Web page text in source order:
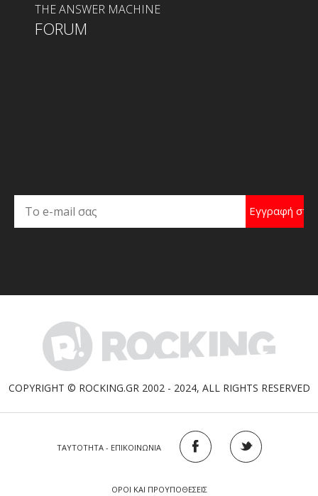
THE ANSWER MACHINE
FORUM
COPYRIGHT © ROCKING.GR 2002 - 2024, ALL RIGHTS RESERVED
ΤΑΥΤΟΤΗΤΑ - ΕΠΙΚΟΙΝΩΝΙΑ
ΟΡΟΙ ΚΑΙ ΠΡΟΥΠΟΘΕΣΕΙΣ